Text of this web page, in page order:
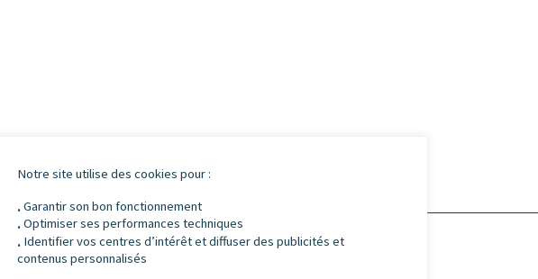
tomate, oignon, lard, cheddar, sauce poivre
Notre site utilise des cookies pour :
.Garantir son bon fonctionnement
.Optimiser ses performances techniques
. Identifier vos centres d’intérêt et diffuser des publicités et
contenus personnalisés